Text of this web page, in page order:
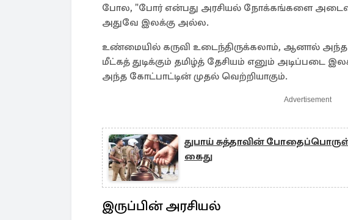
போல, "போர் என்பது அரசியல் நோக்கங்களை
அதுவே இலக்கு அல்ல.
உண்மையில் கருவி உடைந்திருக்கலாம், ஆனால்
மீட்கத் துடிக்கும் தமிழ்த் தேசியம் எனும் அடிப்படை
அந்த கோட்பாட்டின் முதல் வெற்றியாகும்.
Advertisement
துபாய் சுத்தாவின் போதைப்பொருள்
கைது
இருப்பின் அரசியல்